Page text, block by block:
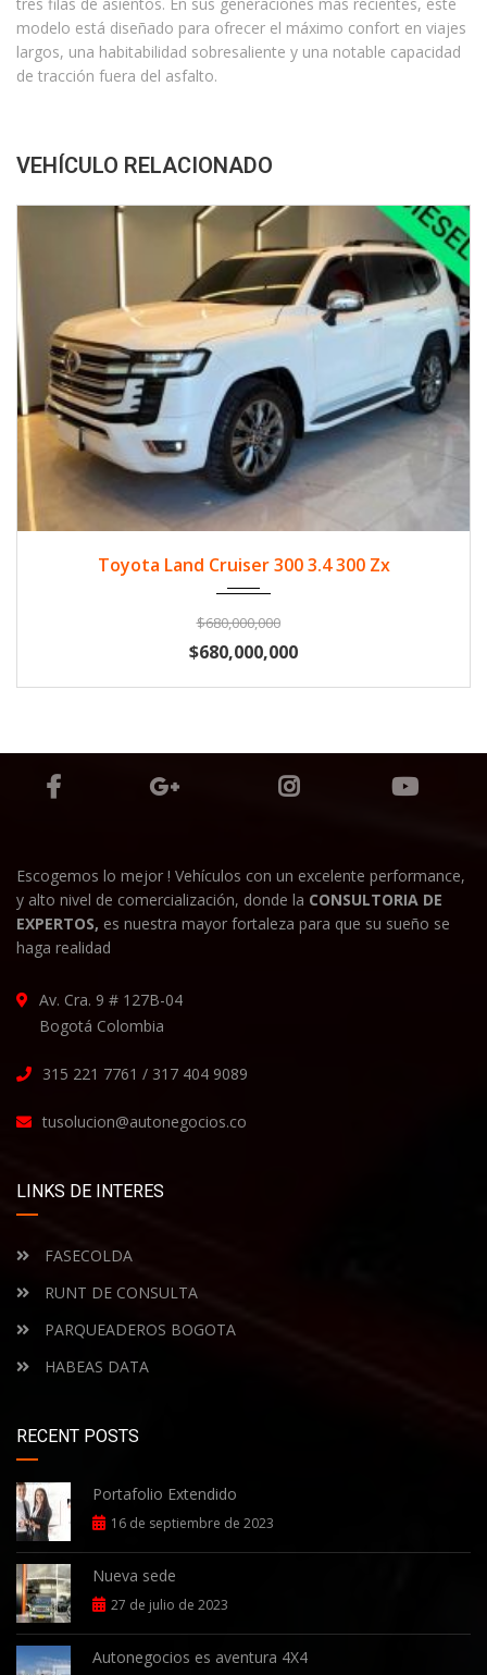
modelo está diseñado para ofrecer el máximo confort en viajes
largos, una habitabilidad sobresaliente y una notable capacidad
de tracción fuera del asfalto.
VEHÍCULO RELACIONADO
Toyota Land Cruiser 300 3.4 300 Zx
$680,000,000
$680,000,000
Escogemos lo mejor ! Vehículos con un excelente performance,
y alto nivel de comercialización, donde la CONSULTORIA DE
EXPERTOS, es nuestra mayor fortaleza para que su sueño se
haga realidad
Av. Cra. 9 # 127B-04
Bogotá Colombia
315 221 7761 / 317 404 9089
tusolucion@autonegocios.co
LINKS DE INTERES
FASECOLDA
RUNT DE CONSULTA
PARQUEADEROS BOGOTA
HABEAS DATA
RECENT POSTS
Portafolio Extendido
16 de septiembre de 2023
Nueva sede
27 de julio de 2023
Autonegocios es aventura 4X4